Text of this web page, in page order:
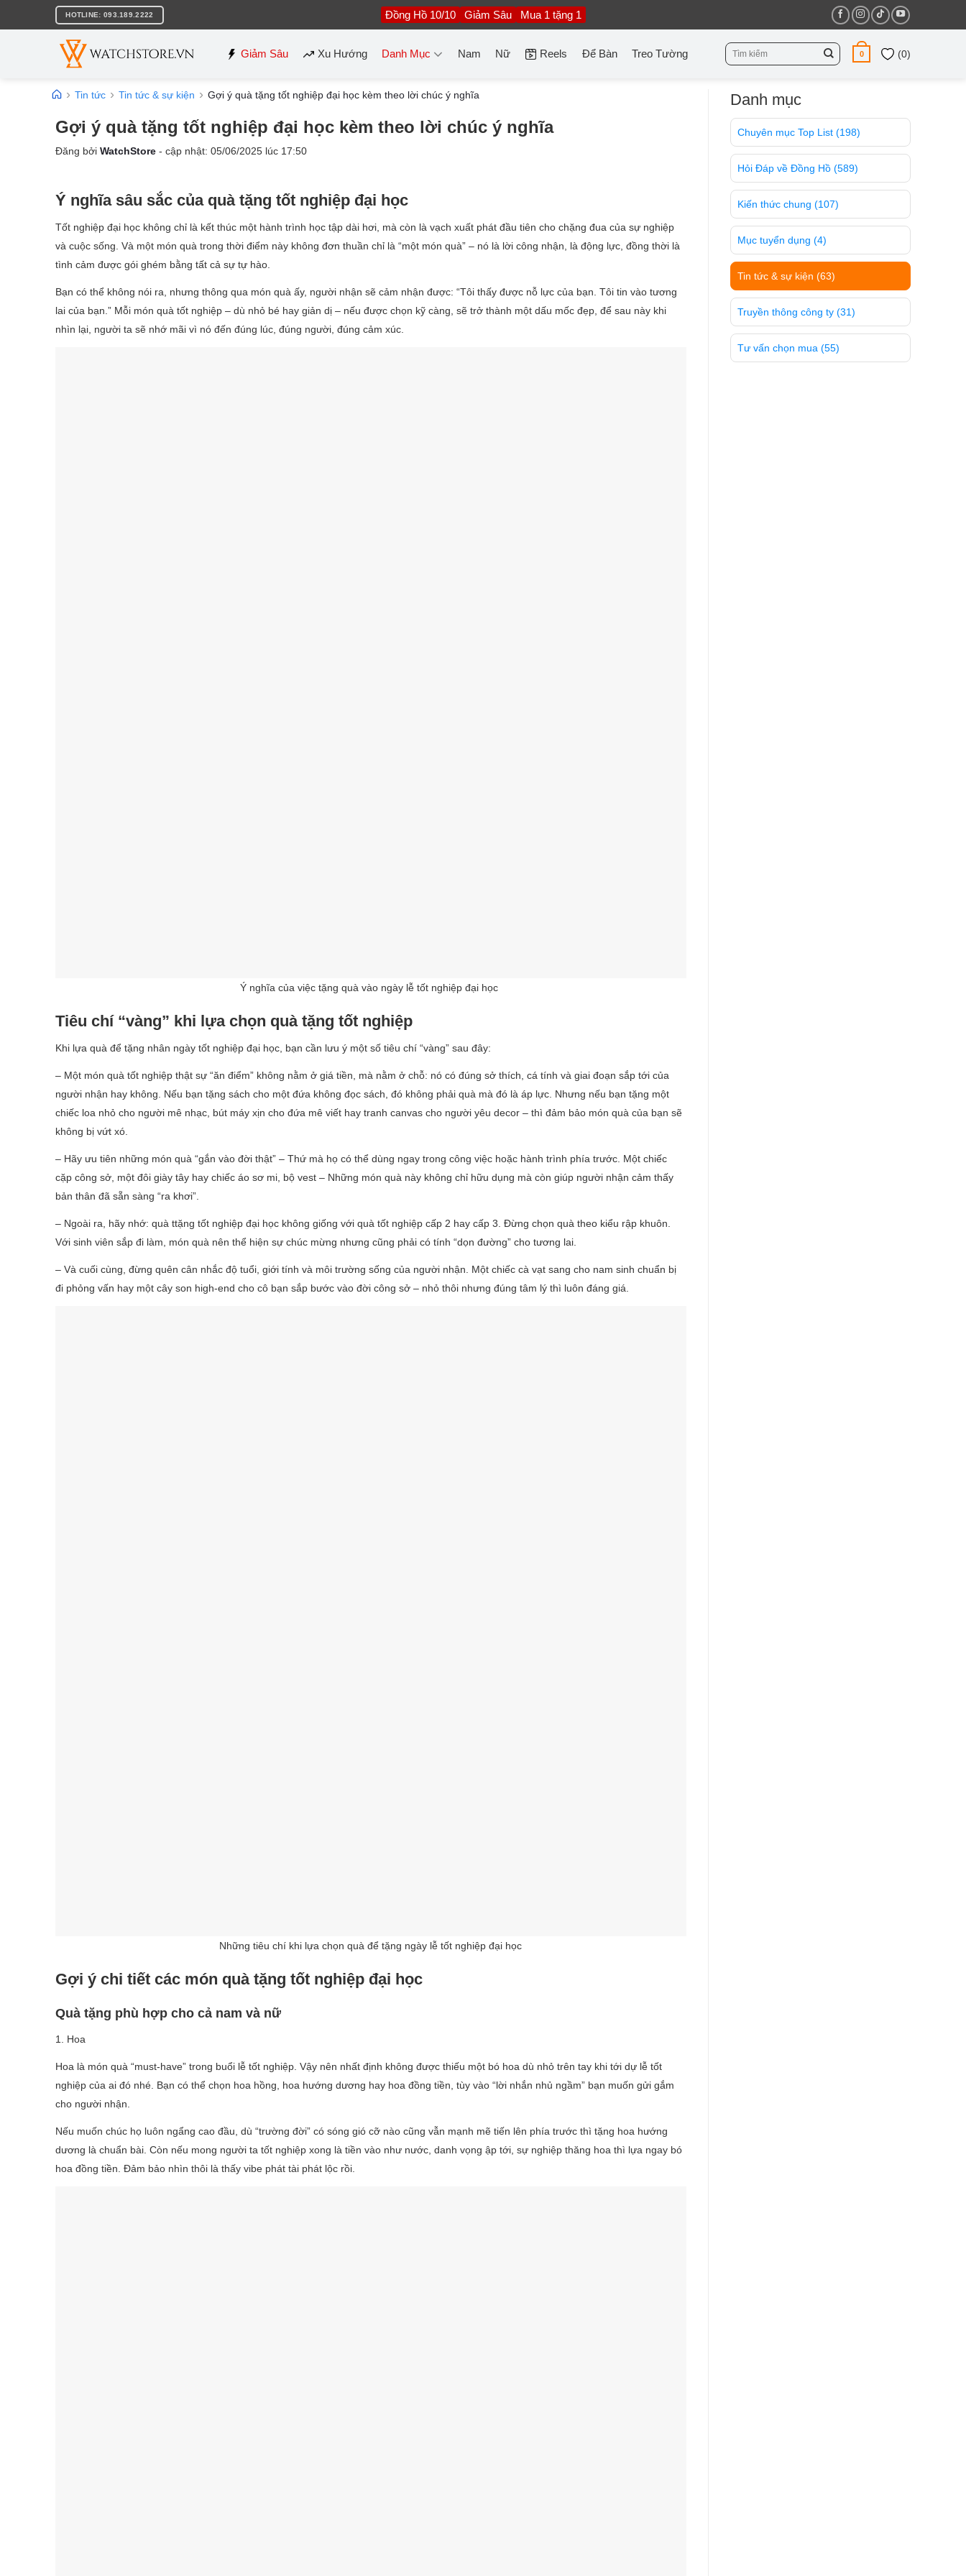
nội
HOTLINE: 093.189.2222 Đồng Hồ 10/10 Giảm Sâu Mua 1 tặng 1
Giảm Sâu Xu Hướng Danh Mục Nam Nữ Reels Để Bàn Treo Tường
Tìm
kiếm:
0 (0)
Tin tức Tin tức & sự kiện Gợi ý quà tặng tốt nghiệp đại học kèm theo lời chúc ý nghĩa
Gợi ý quà tặng tốt nghiệp đại học kèm theo lời chúc ý nghĩa
Đăng bởi WatchStore - cập nhật: 05/06/2025 lúc 17:50
Ý nghĩa sâu sắc của quà tặng tốt nghiệp đại học
Tốt nghiệp đại học không chỉ là kết thúc một hành trình học tập dài hơi, mà còn là vạch xuất phát đầu tiên cho chặng đua của sự nghiệp
và cuộc sống. Và một món quà trong thời điểm này không đơn thuần chỉ là “một món quà” – nó là lời công nhận, là động lực, đồng thời là
tình cảm được gói ghém bằng tất cả sự tự hào.
Bạn có thể không nói ra, nhưng thông qua món quà ấy, người nhận sẽ cảm nhận được: “Tôi thấy được nỗ lực của bạn. Tôi tin vào tương
lai của bạn.” Mỗi món quà tốt nghiệp – dù nhỏ bé hay giản dị – nếu được chọn kỹ càng, sẽ trở thành một dấu mốc đẹp, để sau này khi
nhìn lại, người ta sẽ nhớ mãi vì nó đến đúng lúc, đúng người, đúng cảm xúc.
Ý nghĩa của việc tặng quà vào ngày lễ tốt nghiệp đại học
Tiêu chí “vàng” khi lựa chọn quà tặng tốt nghiệp
Khi lựa quà để tặng nhân ngày tốt nghiệp đại học, bạn cần lưu ý một số tiêu chí “vàng” sau đây:
– Một món quà tốt nghiệp thật sự “ăn điểm” không nằm ở giá tiền, mà nằm ở chỗ: nó có đúng sở thích, cá tính và giai đoạn sắp tới của
người nhận hay không. Nếu bạn tặng sách cho một đứa không đọc sách, đó không phải quà mà đó là áp lực. Nhưng nếu bạn tặng một
chiếc loa nhỏ cho người mê nhạc, bút máy xịn cho đứa mê viết hay tranh canvas cho người yêu decor – thì đảm bảo món quà của bạn sẽ
không bị vứt xó.
– Hãy ưu tiên những món quà “gắn vào đời thật” – Thứ mà họ có thể dùng ngay trong công việc hoặc hành trình phía trước. Một chiếc
cặp công sở, một đôi giày tây hay chiếc áo sơ mi, bộ vest – Những món quà này không chỉ hữu dụng mà còn giúp người nhận cảm thấy
bản thân đã sẵn sàng “ra khơi”.
– Ngoài ra, hãy nhớ: quà ttặng tốt nghiệp đại học không giống với quà tốt nghiệp cấp 2 hay cấp 3. Đừng chọn quà theo kiểu rập khuôn.
Với sinh viên sắp đi làm, món quà nên thể hiện sự chúc mừng nhưng cũng phải có tính “dọn đường” cho tương lai.
– Và cuối cùng, đừng quên cân nhắc độ tuổi, giới tính và môi trường sống của người nhận. Một chiếc cà vạt sang cho nam sinh chuẩn bị
đi phỏng vấn hay một cây son high-end cho cô bạn sắp bước vào đời công sở – nhỏ thôi nhưng đúng tâm lý thì luôn đáng giá.
Những tiêu chí khi lựa chọn quà để tặng ngày lễ tốt nghiệp đại học
Gợi ý chi tiết các món quà tặng tốt nghiệp đại học
Quà tặng phù hợp cho cả nam và nữ
1. Hoa
Hoa là món quà “must-have” trong buổi lễ tốt nghiệp. Vậy nên nhất định không được thiếu một bó hoa dù nhỏ trên tay khi tới dự lễ tốt
nghiệp của ai đó nhé. Bạn có thể chọn hoa hồng, hoa hướng dương hay hoa đồng tiền, tùy vào “lời nhắn nhủ ngầm” bạn muốn gửi gắm
cho người nhận.
Nếu muốn chúc họ luôn ngẩng cao đầu, dù “trường đời” có sóng gió cỡ nào cũng vẫn mạnh mẽ tiến lên phía trước thì tặng hoa hướng
dương là chuẩn bài. Còn nếu mong người ta tốt nghiệp xong là tiền vào như nước, danh vọng ập tới, sự nghiệp thăng hoa thì lựa ngay bó
hoa đồng tiền. Đảm bảo nhìn thôi là thấy vibe phát tài phát lộc rồi.
Danh mục
Chuyên mục Top List (198)
Hỏi Đáp về Đồng Hồ (589)
Kiến thức chung (107)
Mục tuyển dụng (4)
Tin tức & sự kiện (63)
Truyền thông công ty (31)
Tư vấn chọn mua (55)